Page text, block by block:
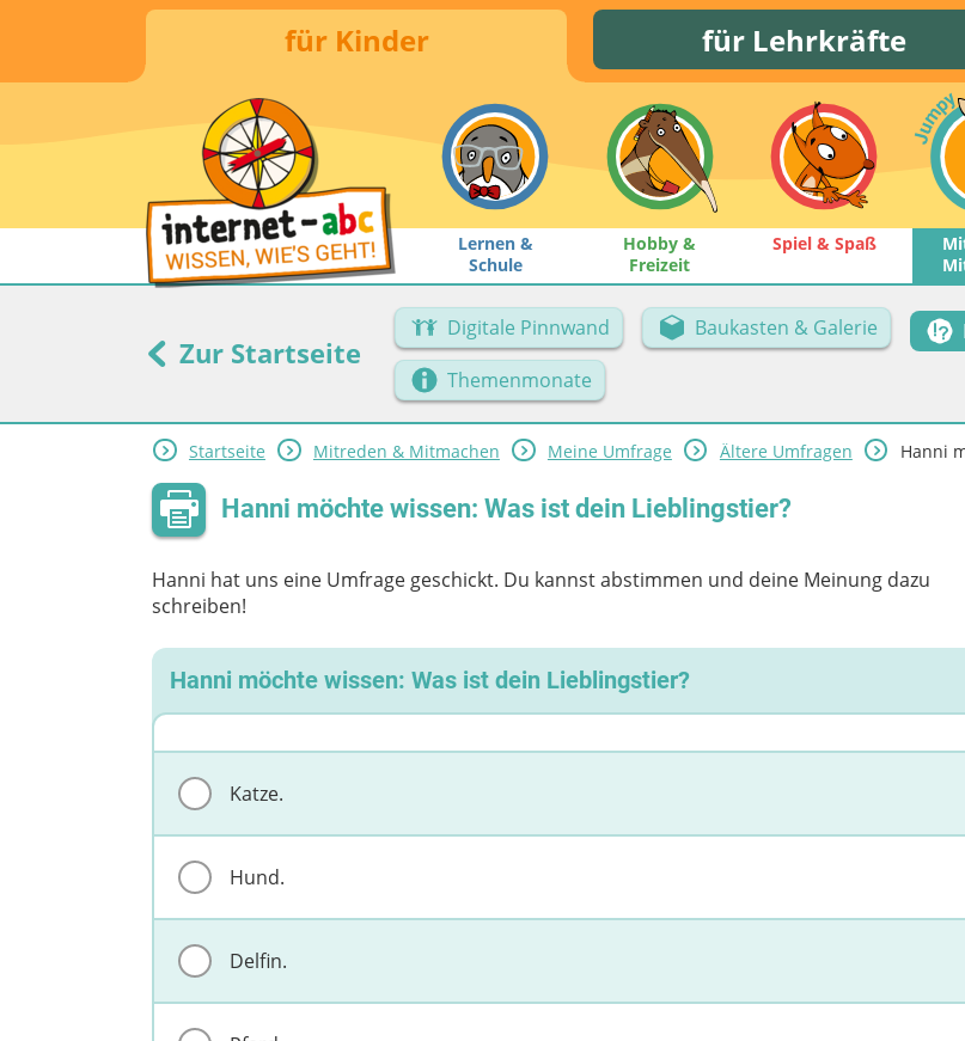
für Kinder für Lehrkräfte
Lernen &
Schule
Hobby &
Freizeit
Spiel & Spaß
Zur Startseite
Digitale Pinnwand Baukasten & Galerie
Themenmonate
Startseite Mitreden & Mitmachen Meine Umfrage Ältere Umfragen Hanni
Hanni möchte wissen: Was ist dein Lieblingstier?
Hanni hat uns eine Umfrage geschickt. Du kannst abstimmen und deine Meinung dazu
schreiben!
Hanni möchte wissen: Was ist dein Lieblingstier?
Katze.
Hund.
Delfin.